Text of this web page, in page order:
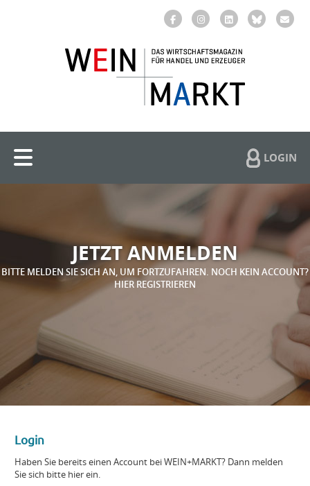
LOGIN
JETZT ANMELDEN
BITTE MELDEN SIE SICH AN, UM FORTZUFAHREN. NOCH KEIN ACCOUNT?
HIER REGISTRIEREN
Login
Haben Sie bereits einen Account bei WEIN+MARKT? Dann melden
Sie sich bitte hier ein.